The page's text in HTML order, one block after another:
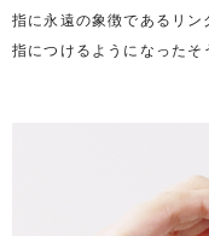
指に永遠の象徴であるリ
指につけるようになった